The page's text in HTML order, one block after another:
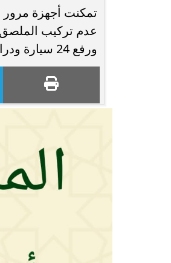
ورفع 24 سيارة ودراجة نارية متروكة ومتهالكة من الشوارع.
محافظ أسيوط : حملات مكثفة لرفع
الإشغالات بحي شرق لإعادة الانضباط
وتحقيق...